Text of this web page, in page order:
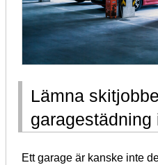
Lämna
garagestädning
Ett garage är kanske inte